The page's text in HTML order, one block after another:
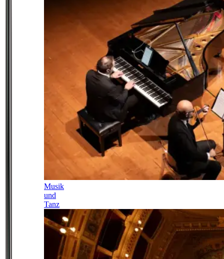
Musik
und
Tanz